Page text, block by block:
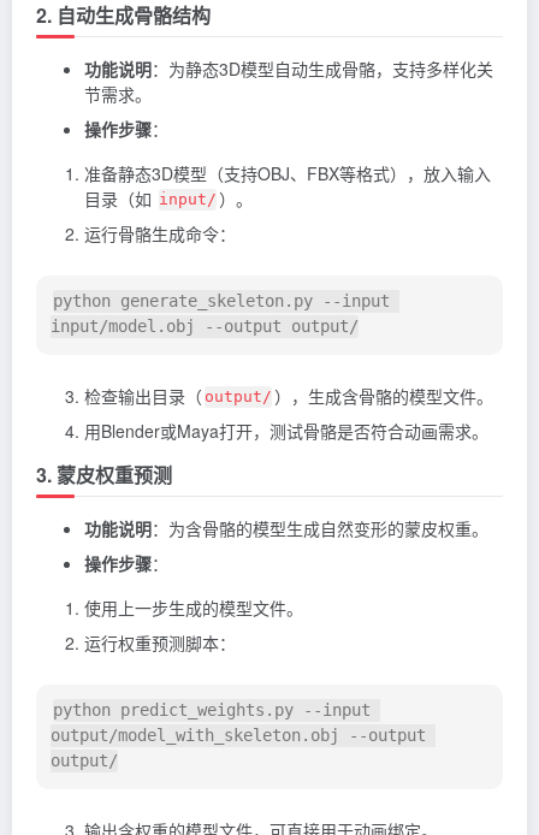
2. 自动生成骨骼结构
功能说明：为静态3D模型自动生成骨骼，支持多样化关
节需求。
操作步骤：
准备静态3D模型（支持OBJ、FBX等格式），放入输入
目录（如 input/ ）。
运行骨骼生成命令：
python generate_skeleton.py --input
检查输出目录（ output/ ），生成含骨骼的模型文件。
用Blender或Maya打开，测试骨骼是否符合动画需求。
3. 蒙皮权重预测
功能说明：为含骨骼的模型生成自然变形的蒙皮权重。
操作步骤：
使用上一步生成的模型文件。
运行权重预测脚本：
python predict_weights.py --input
output/model_with_skeleton.obj --output